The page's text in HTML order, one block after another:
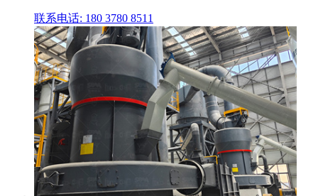
联系电话: 180 3780 8511